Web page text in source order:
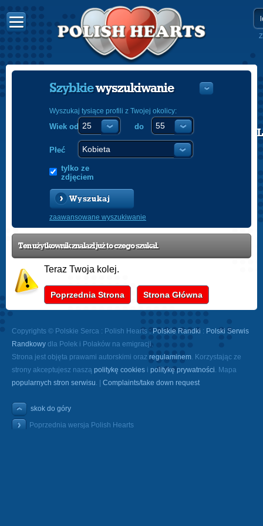
POLISH
Szybkiewyszukiwanie
Wyszukaj tysiące profili z Twojej okolicy:
Wiek od do
Płeć
tylko ze
zdjęciem
Wyszukaj
zaawansowane wyszukiwanie
Ten użytkownik znalazł już to czego szukał.
Teraz Twoja kolej.
Poprzednia Strona Strona Główna
Copyrights © Polskie Serca : Polish Hearts : Polskie Randki : Polski Serwis
Randkowy dla Polek i Polaków na emigracji.
Strona jest objęta prawami autorskimi oraz regulaminem. Korzystając ze
strony akceptujesz naszą politykę cookies i politykę prywatności. Mapa
popularnych stron serwisu. | Complaints/take down request
skok do góry
Poprzednia wersja Polish Hearts